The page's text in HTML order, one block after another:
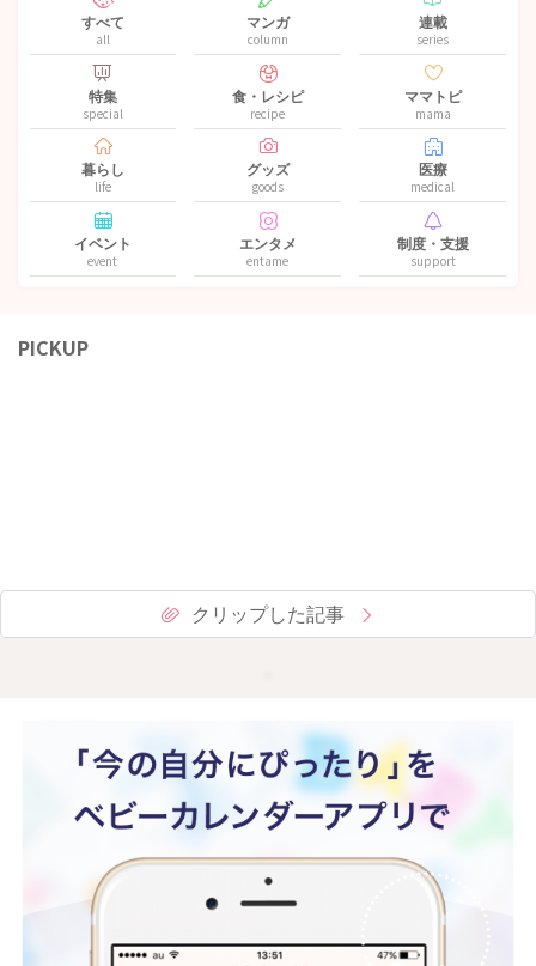
すべて
all
マンガ
column
連載
series
特集
special
食・レシピ
recipe
ママトピ
mama
暮らし
life
グッズ
goods
医療
medical
イベント
event
エンタメ
entame
制度・支援
support
PICKUP
クリップした記事